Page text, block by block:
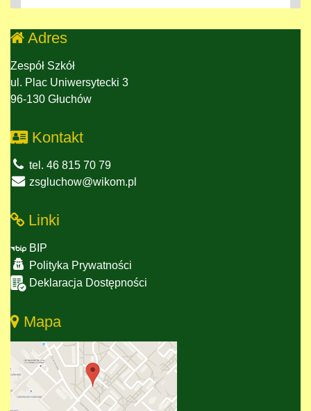
Adres
Zespół Szkół
ul. Plac Uniwersytecki 3
96-130 Głuchów
Kontakt
tel. 46 815 70 79
zsgluchow@wikom.pl
Linki
BIP
Polityka Prywatności
Deklaracja Dostępności
Mapa